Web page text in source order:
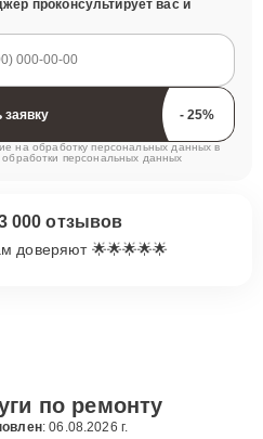
проконсультирует вас и
Отправить заявку
на обработку персональных данных в
обработки персональных данных
000 отзывов
доверяют 🌟🌟🌟🌟🌟
по ремонту
: 06.08.2026 г.